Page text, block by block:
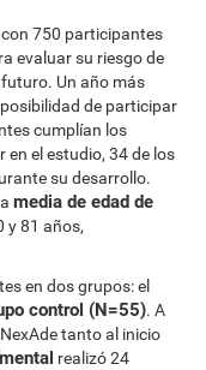
750 participantes
evaluar su riesgo de
Un año más
de participar
cumplían los
el estudio, 34 de los
su desarrollo.
media de edad de
y 81 años,
en dos grupos: el
control (N=55). A
tanto al inicio
realizó 24